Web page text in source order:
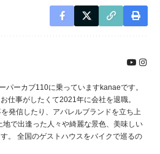
パーカブ110に乗っていますkanaeです。
仕事がしたくて2021年に会社を退職。
発信したり、アパレルブランドを立ち上
で出逢った人々や綺麗な景色、美味しい
。 全国のゲストハウスをバイクで巡るの